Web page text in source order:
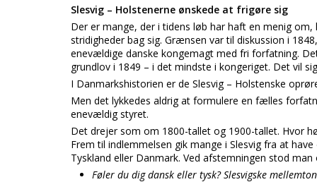
Slesvig – Holstenerne ønskede at frigøre sig
Der er mange, der i tidens løb har haft en menig
stridigheder bag sig. Grænsen var til diskussion i
enevældige danske kongemagt med fri forfatning.
grundlov i 1849 – i det mindste i kongeriget. Det vil
I Danmarkshistorien er de Slesvig – Holstenske
Men det lykkedes aldrig at formulere en fælles
enevældig styret.
Det drejer som om 1800-tallet og 1900-tallet. Hvor
Frem til indlemmelsen gik mange i Slesvig fra at
Tyskland eller Danmark. Ved afstemningen stod
Føler du dig dansk eller tysk? Slesvigske